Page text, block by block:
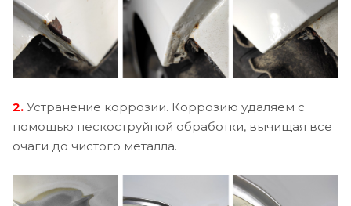
2. Устранение коррозии. Коррозию удаляем с
помощью пескоструйной обработки, вычищая все
очаги до чистого металла.